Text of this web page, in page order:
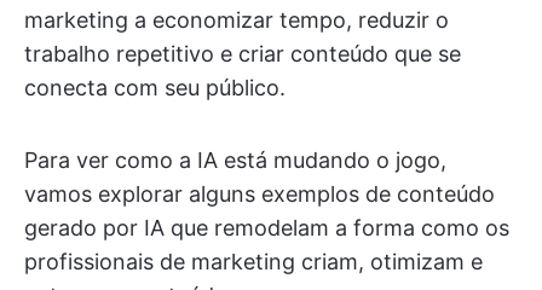
marketing a economizar tempo, reduzir o
trabalho repetitivo e criar conteúdo que se
conecta com seu público.
Para ver como a IA está mudando o jogo,
vamos explorar alguns exemplos de conteúdo
gerado por IA que remodelam a forma como os
profissionais de marketing criam, otimizam e